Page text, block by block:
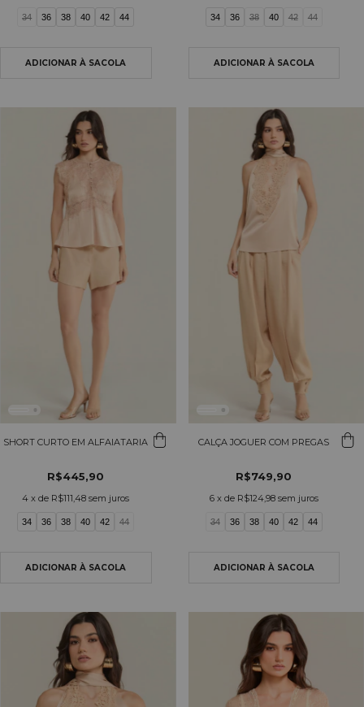
34 36 38 40 42 44 34 36 38 40 42 44
SHORT CURTO EM ALFAIATARIA
R$445,90
4 x de R$111,48 sem juros
34 36 38 40 42 44
CALÇA JOGUER COM PREGAS
R$749,90
6 x de R$124,98 sem juros
34 36 38 40 42 44